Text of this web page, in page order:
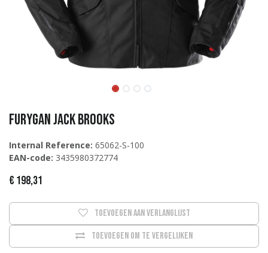
Furygan Jack Brooks
Internal Reference: 65062-S-100
EAN-code: 3435980372774
€ 198,31
Toevoegen om te vergelijken
Toevoegen aan verlanglijst